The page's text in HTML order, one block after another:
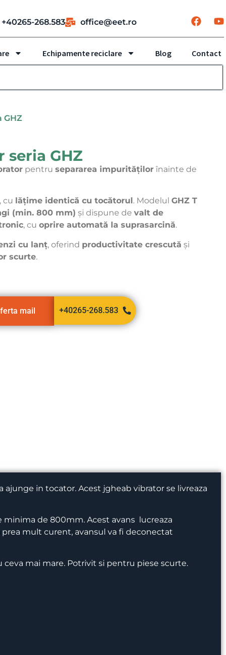
+40265-268.583 office@eet.ro
Echipamente reciclare Blog Contact
GHZ
seria GHZ
pentru separarea impurităților înainte de
cu lățime identică cu tocătorul . Modelul GHZ T
(min. 800 mm) și dispune de valt de
, cu oprire automată la suprasarcină.
cu lanț, oferind productivitate crescută și
scurte.
mail +40265-268.583
in tocator. Acest jgheab vibrator se livreaza
minima de 800mm. Acest avans lucreaza
mult curent, avansul va fi deconectat
mai mare. Potrivit si pentru piese scurte.